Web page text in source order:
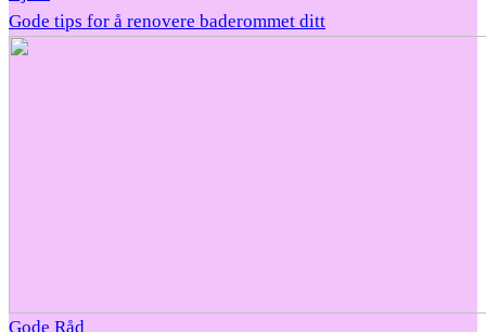
Gode tips for å renovere baderommet ditt
Gode Råd